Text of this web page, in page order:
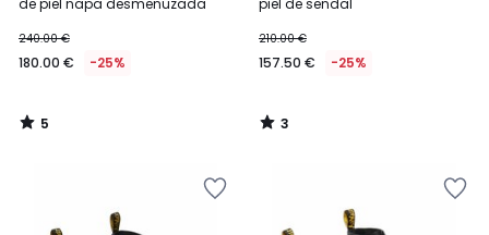
de piel napa desmenuzada
240.00 €
180.00 € -25%
5
/
piel de sendal
210.00 €
157.50 € -25%
3
/